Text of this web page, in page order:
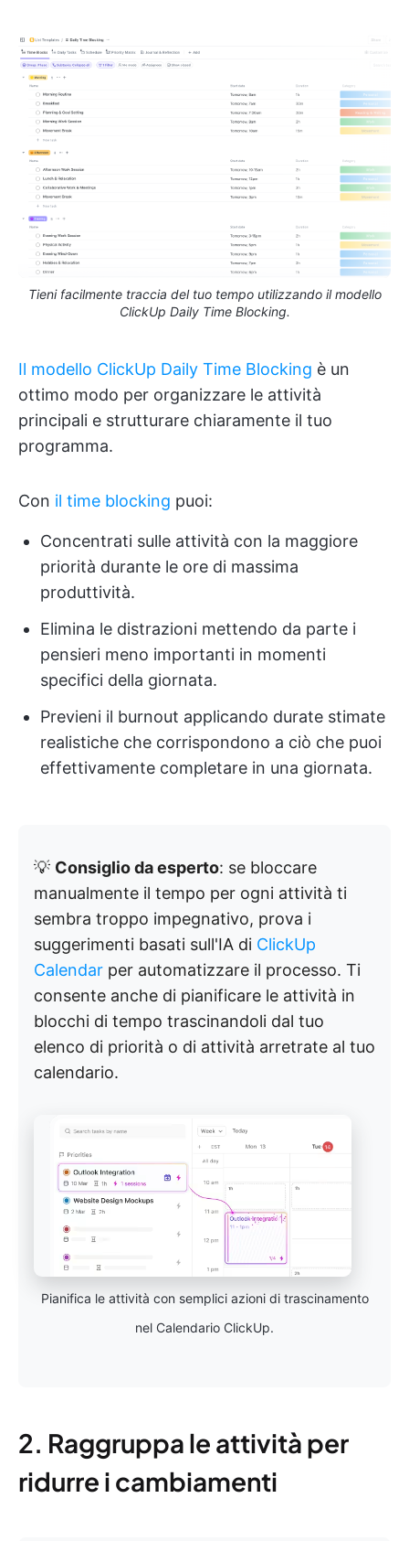
Tieni facilmente traccia del tuo tempo utilizzando il modello
ClickUp Daily Time Blocking.
Il modello ClickUp Daily Time Blocking è un
ottimo modo per organizzare le attività
principali e strutturare chiaramente il tuo
programma.
Con il time blocking puoi:
Concentrati sulle attività con la maggiore
priorità durante le ore di massima
produttività.
Elimina le distrazioni mettendo da parte i
pensieri meno importanti in momenti
specifici della giornata.
Previeni il burnout applicando durate stimate
realistiche che corrispondono a ciò che puoi
effettivamente completare in una giornata.
💡 Consiglio da esperto: se bloccare
manualmente il tempo per ogni attività ti
sembra troppo impegnativo, prova i
suggerimenti basati sull'IA di ClickUp
Calendar per automatizzare il processo. Ti
consente anche di pianificare le attività in
blocchi di tempo trascinandoli dal tuo
elenco di priorità o di attività arretrate al tuo
calendario.
Pianifica le attività con semplici azioni di trascinamento
nel Calendario ClickUp.
2. Raggruppa le attività per
ridurre i cambiamenti